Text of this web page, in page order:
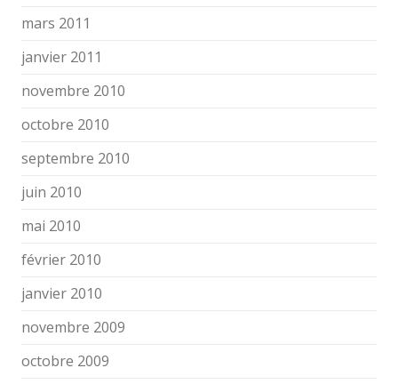
mars 2011
janvier 2011
novembre 2010
octobre 2010
septembre 2010
juin 2010
mai 2010
février 2010
janvier 2010
novembre 2009
octobre 2009